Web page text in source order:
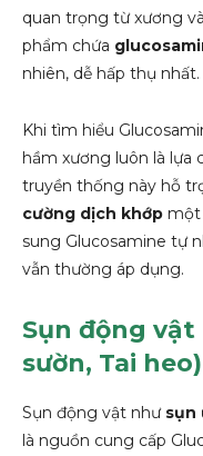
quan trọng từ xương
phẩm chứa
nhiên, dễ hấp thụ nhất.
Khi tìm hiểu
hầm xương luôn là lựa
truyền thống này hỗ
cường dịch khớp một
sung Glucosamine tự
vẫn thường áp dụng.
Sụn động vật
sườn, Tai heo)
Sụn động vật như sụn
là nguồn cung cấp